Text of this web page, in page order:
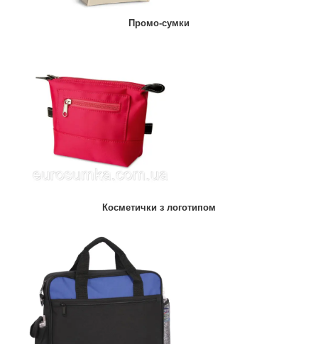
Промо-сумки
Косметички з логотипом